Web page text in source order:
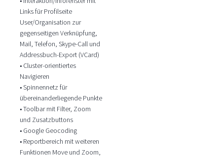
Links für Profilseite
User/Organisation zur
gegenseitigen Verknüpfung,
Mail, Telefon, Skype-Call und
Addressbuch-Export (VCard)
• Cluster-orientiertes
Navigieren
• Spinnennetz für
übereinanderliegende Punkte
• Toolbar mit Filter, Zoom
und Zusatzbuttons
• Google Geocoding
• Reportbereich mit weiteren
Funktionen Move und Zoom,